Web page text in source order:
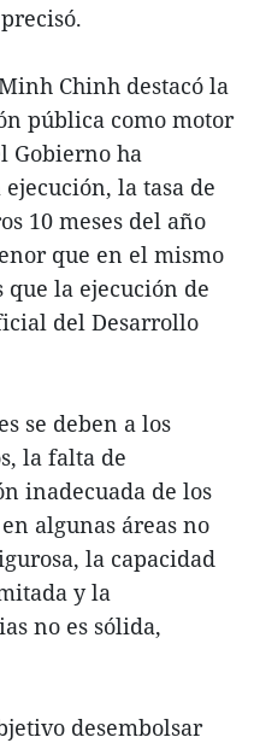
Chinh destacó la
pública como motor
Gobierno ha
la tasa de
10 meses del año
que en el mismo
la ejecución de
del Desarrollo
se deben a los
la falta de
inadecuada de los
algunas áreas no
la capacidad
y la
no es sólida,
desembolsar